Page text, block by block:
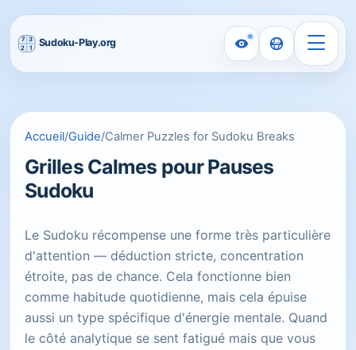
Accueil/Guide/Calmer Puzzles for Sudoku Breaks
Grilles Calmes pour Pauses
Sudoku
Le Sudoku récompense une forme très particulière
d'attention — déduction stricte, concentration
étroite, pas de chance. Cela fonctionne bien
comme habitude quotidienne, mais cela épuise
aussi un type spécifique d'énergie mentale. Quand
le côté analytique se sent fatigué mais que vous